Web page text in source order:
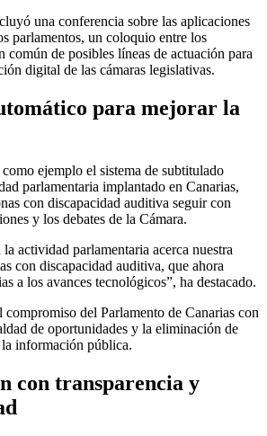
una conferencia sobre las aplicaciones
parlamentos, un coloquio entre los
común de posibles líneas de actuación para
digital de las cámaras legislativas.
para mejorar la
ejemplo el sistema de subtitulado
parlamentaria implantado en Canarias,
con discapacidad auditiva seguir con
y los debates de la Cámara.
actividad parlamentaria acerca nuestra
con discapacidad auditiva, que ahora
a los avances tecnológicos”, ha destacado.
del Parlamento de Canarias con
de oportunidades y la eliminación de
la información pública.
con transparencia y